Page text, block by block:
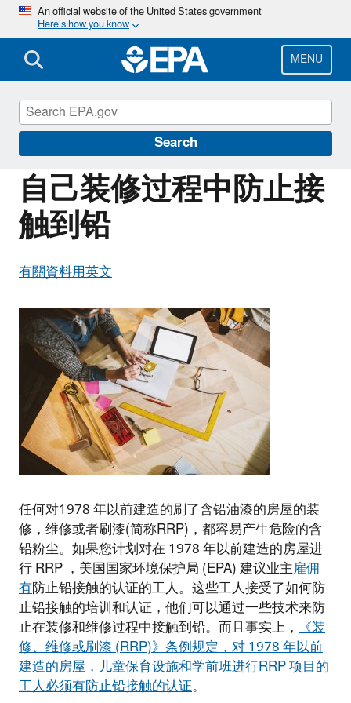
Skip
main
content
An official website of the United States government
Here’s how you know
MENU
Search
自己装修过程中防止接
触到铅
有關資料用英文
任何对1978 年以前建造的刷了含铅油漆的房屋的装
修，维修或者刷漆(简称RRP)，都容易产生危险的含
铅粉尘。如果您计划对在 1978 年以前建造的房屋进
行 RRP ，美国国家环境保护局 (EPA) 建议业主雇佣
有防止铅接触的认证的工人。这些工人接受了如何防
止铅接触的培训和认证，他们可以通过一些技术来防
止在装修和维修过程中接触到铅。而且事实上，《装
修、维修或刷漆 (RRP)》条例规定，对 1978 年以前
建造的房屋，儿童保育设施和学前班进行RRP 项目的
工人必须有防止铅接触的认证。
Information for Individuals with Limited
English Proficiency